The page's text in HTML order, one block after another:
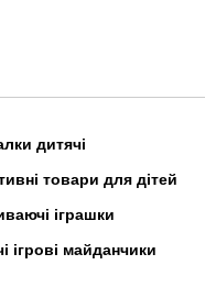
дитячі
товари для дітей
іграшки
ігрові майданчики